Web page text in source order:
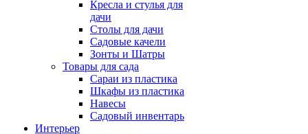
Кресла и стулья для
дачи
Столы для дачи
Садовые качели
Зонты и Шатры
Товары для сада
Сараи из пластика
Шкафы из пластика
Навесы
Садовый инвентарь
Интерьер